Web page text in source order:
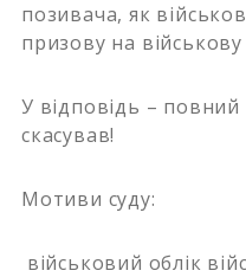
позивача, як
призову на військову
У відповідь – повний
скасував!
Мотиви суду:
військовий облік